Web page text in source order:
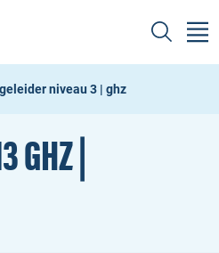
niveau 3 | ghz
GHZ |